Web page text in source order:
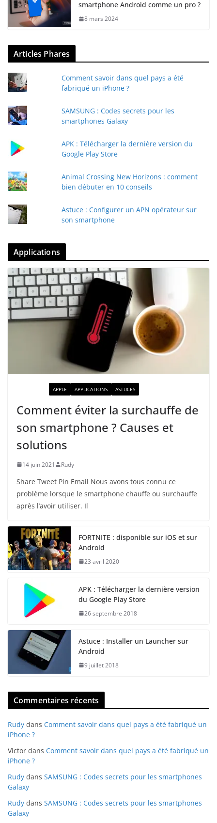
smartphone Android comme un pro ?
8 mars 2024
Articles Phares
Comment savoir dans quel pays a été
fabriqué un iPhone ?
SAMSUNG : Codes secrets pour les
smartphones Galaxy
APK : Télécharger la dernière version du
Google Play Store
Animal Crossing New Horizons : comment
bien débuter en 10 conseils
Astuce : Configurer un APN opérateur sur
son smartphone
Applications
APPLE APPLICATIONS ASTUCES
Comment éviter la surchauffe de
son smartphone ? Causes et
solutions
14 juin 2021 Rudy
Share Tweet Pin Email Nous avons tous connu ce
problème lorsque le smartphone chauffe ou surchauffe
après l’avoir utiliser. Il
FORTNITE : disponible sur iOS et sur
Android
23 avril 2020
APK : Télécharger la dernière version
du Google Play Store
26 septembre 2018
Astuce : Installer un Launcher sur
Android
9 juillet 2018
Commentaires récents
Rudy dans Comment savoir dans quel pays a été fabriqué un
iPhone ?
Victor dans Comment savoir dans quel pays a été fabriqué un
iPhone ?
Rudy dans SAMSUNG : Codes secrets pour les smartphones
Galaxy
Rudy dans SAMSUNG : Codes secrets pour les smartphones
Galaxy